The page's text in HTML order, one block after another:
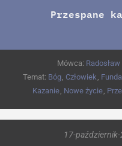
Przespane
Mówca:
Temat: Bóg Człowiek
Kazanie Nowe życie
17-październik-